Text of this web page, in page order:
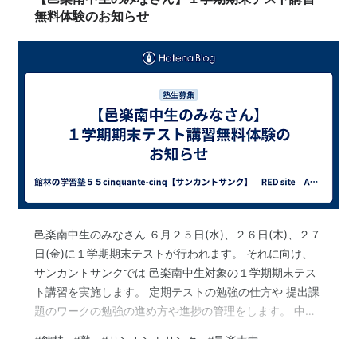
無料体験のお知らせ
邑楽南中生のみなさん ６月２５日(水)、２６日(木)、２７
日(金)に１学期期末テストが行われます。 それに向け、
サンカントサンクでは 邑楽南中生対象の１学期期末テス
ト講習を実施します。 定期テストの勉強の仕方や 提出課
題のワークの勉強の進め方や進捗の管理をします。 中３